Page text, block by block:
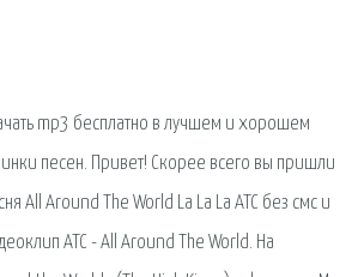
mp3 бесплатно в лучшем и хорошем
песен. Привет! Скорее всего вы пришли
All Around The World La La La ATC без смс и
ATC - All Around The World. На